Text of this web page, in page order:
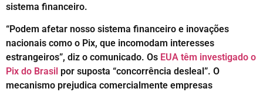
sistema financeiro.
“Podem afetar nosso sistema financeiro e inovações
nacionais como o Pix, que incomodam interesses
estrangeiros”, diz o comunicado. Os EUA têm investigado o
Pix do Brasil por suposta “concorrência desleal”. O
mecanismo prejudica comercialmente empresas